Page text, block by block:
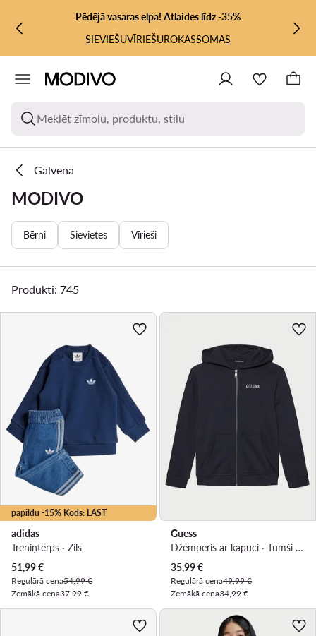
PĀRIET UZ GALVENO SATURU
PĀRIET UZ MEKLĒŠANUPēdējā vasaras elpa! Atlaides līdz -35%
SIEVIEŠUVĪRIEŠUROKASSOMAS
Meklēt zīmolu, produktu, stilu
Galvenā
MODIVO
Bērni Sievietes Vīrieši
Produkti: 745
papildu -15% Kods: LAST
adidas
Treniņtērps · Zils
Pašreizējā cena
51,99€
Regulārā cena54,99 €
Zemākā cena37,99 €
Guess
Džemperis ar kapuci · Tumši zils
Pašreizējā cena
35,99€
Regulārā cena49,99 €
Zemākā cena34,99 €